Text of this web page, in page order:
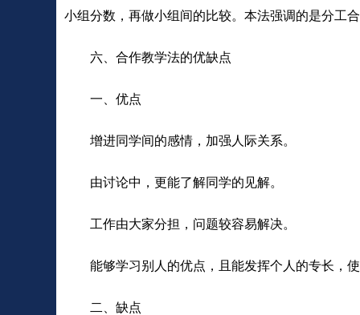
小组分数，再做小组间的比较。本法强调的是分工
六、合作教学法的优缺点
一、优点
增进同学间的感情，加强人际关系。
由讨论中，更能了解同学的见解。
工作由大家分担，问题较容易解决。
能够学习别人的优点，且能发挥个人的专长，
二、缺点